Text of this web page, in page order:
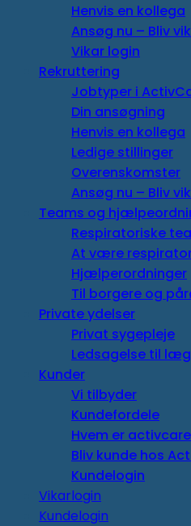
Henvis en kollega
Ansøg nu – Bliv
Vikar login
Rekruttering
Jobtyper i
Din ansøgning
Henvis en kollega
Ledige stillinger
Overenskomster
Ansøg nu – Bliv
Teams og
Respiratoriske
At være
Hjælperordninger
Til borgere og
Private ydelser
Privat sygepleje
Ledsagelse til
Kunder
Vi tilbyder
Kundefordele
Hvem er activcare
Bliv kunde hos
Kundelogin
Vikarlogin
Kundelogin